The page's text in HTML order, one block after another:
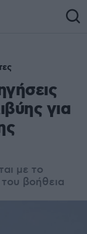
για
με το
βοήθεια